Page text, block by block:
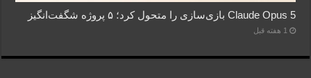
Claude Opus 5 بازی‌سازی را متحول کرد؛ ۵ پروژه شگفت‌انگیز
1 هفته قبل